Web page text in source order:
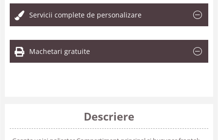
Servicii complete de personalizare
Machetari gratuite
Descriere